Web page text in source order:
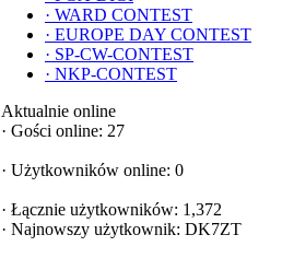
· WARD CONTEST
· EUROPE DAY CONTEST
· SP-CW-CONTEST
· NKP-CONTEST
Aktualnie online
· Gości online: 27
· Użytkowników online: 0
· Łącznie użytkowników: 1,372
· Najnowszy użytkownik: DK7ZT